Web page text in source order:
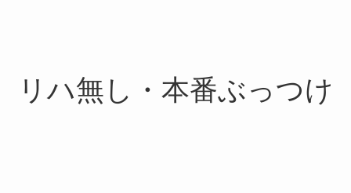
リハ無し・本番ぶっつけ